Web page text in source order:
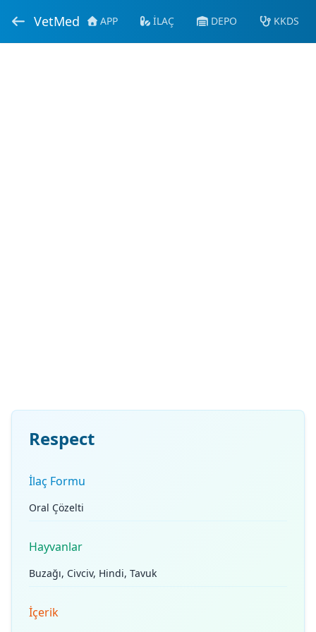
VetMed APP İLAÇ DEPO KKDS
Respect
İlaç Formu
Oral Çözelti
Hayvanlar
Buzağı, Civciv, Hindi, Tavuk
İçerik